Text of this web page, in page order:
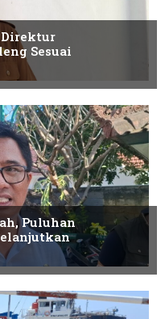
Direktur
Sesuai
Puluhan